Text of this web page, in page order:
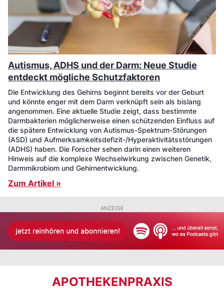
Autismus, ADHS und der Darm: Neue Studie
entdeckt mögliche Schutzfaktoren
Die Entwicklung des Gehirns beginnt bereits vor der Geburt
und könnte enger mit dem Darm verknüpft sein als bislang
angenommen. Eine aktuelle Studie zeigt, dass bestimmte
Darmbakterien möglicherweise einen schützenden Einfluss auf
die spätere Entwicklung von Autismus-Spektrum-Störungen
(ASD) und Aufmerksamkeitsdefizit-/Hyperaktivitätsstörungen
(ADHS) haben. Die Forscher sehen darin einen weiteren
Hinweis auf die komplexe Wechselwirkung zwischen Genetik,
Darmmikrobiom und Gehirnentwicklung.
Zum Artikel »
ANZEIGE
APOTHEKENPRAXIS